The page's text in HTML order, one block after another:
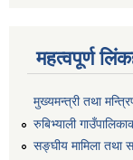
महत्वपूर्ण
मुख्यमन्त्री तथा
रुबिभ्याली
सङ्‍घीय मामिला तथा